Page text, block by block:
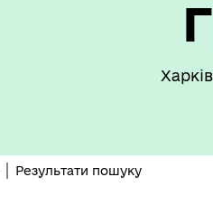
Результати пошуку